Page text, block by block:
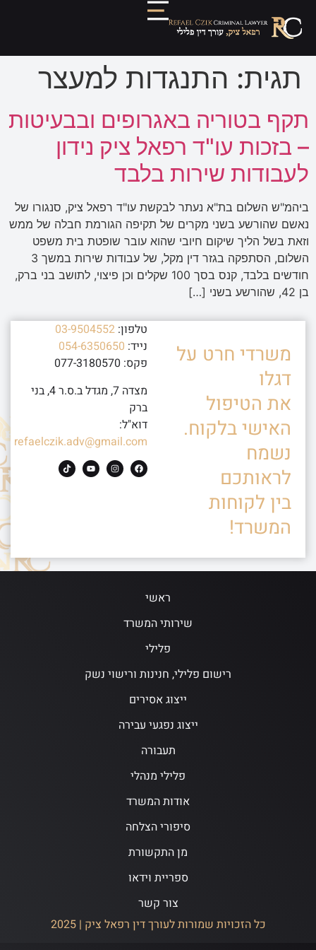
תגית: התנגדות למעצר
תקף בטוריה באגרופים ובבעיטות
– בזכות עו"ד רפאל ציק נידון
לעבודות שירות בלבד
ביהמ"ש השלום בת"א נעתר לבקשת עו"ד רפאל ציק, סנגורו של
נאשם שהורשע בשני מקרים של תקיפה הגורמת חבלה של ממש
וזאת בשל הליך שיקום חיובי שהוא עובר שופטת בית משפט
השלום, הסתפקה בגזר דין מקל, של עבודות שירות במשך 3
חודשים בלבד, קנס בסך 100 שקלים וכן פיצוי, לתושב בני ברק,
בן 42, שהורשע בשני […]
משרדי חרט על
דגלו
את הטיפול
האישי בלקוח.
נשמח
לראותכם
בין לקוחות
המשרד!
טלפון: 03-9504552
נייד: 054-6350650
פקס: 077-3180570
מצדה 7, מגדל ב.ס.ר 4, בני
ברק
דוא"ל:
refaelczik.adv@gmail.com
ראשי
שירותי המשרד
פלילי
רישום פלילי, חנינות ורישוי נשק
ייצוג אסירים
ייצוג נפגעי עבירה
תעבורה
פלילי מנהלי
אודות המשרד
סיפורי הצלחה
מן התקשורת
ספריית וידאו
צור קשר
כל הזכויות שמורות לעורך דין רפאל ציק | 2025